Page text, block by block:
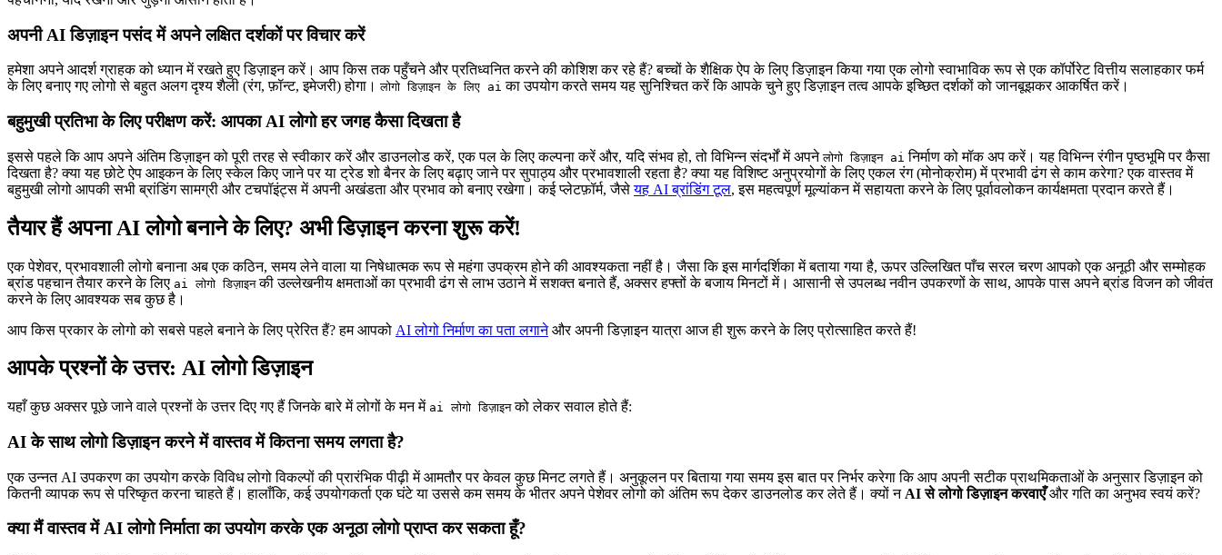
अपनी AI डिज़ाइन पसंद में अपने लक्षित दर्शकों पर विचार करें
हमेशा अपने आदर्श ग्राहक को ध्यान में रखते हुए डिज़ाइन करें। आप किस तक पहुँचने और प्रतिध्वनित करने की कोशिश कर रहे हैं? बच्चों के शैक्षिक ऐप के लिए डिज़ाइन किया गया एक लोगो स्वाभाविक रूप से एक कॉर्पोरेट वित्तीय सलाहकार फर्म
के लिए बनाए गए लोगो से बहुत अलग दृश्य शैली (रंग, फ़ॉन्ट, इमेजरी) होगा।लोगो डिज़ाइन के लिए ai का उपयोग करते समय यह सुनिश्चित करें कि आपके चुने हुए डिज़ाइन तत्व आपके इच्छित दर्शकों को जानबूझकर आकर्षित करें।
बहुमुखी प्रतिभा के लिए परीक्षण करें: आपका AI लोगो हर जगह कैसा दिखता है
इससे पहले कि आप अपने अंतिम डिज़ाइन को पूरी तरह से स्वीकार करें और डाउनलोड करें, एक पल के लिए कल्पना करें और, यदि संभव हो, तो विभिन्न संदर्भों में अपनेलोगो डिज़ाइन ai निर्माण को मॉक अप करें। यह विभिन्न रंगीन पृष्ठभूमि पर कैसा
दिखता है? क्या यह छोटे ऐप आइकन के लिए स्केल किए जाने पर या ट्रेड शो बैनर के लिए बढ़ाए जाने पर सुपाठ्य और प्रभावशाली रहता है? क्या यह विशिष्ट अनुप्रयोगों के लिए एकल रंग (मोनोक्रोम) में प्रभावी ढंग से काम करेगा? एक वास्तव में
बहुमुखी लोगो आपकी सभी ब्रांडिंग सामग्री और टचपॉइंट्स में अपनी अखंडता और प्रभाव को बनाए रखेगा। कई प्लेटफ़ॉर्म, जैसेयह AI ब्रांडिंग टूल, इस महत्वपूर्ण मूल्यांकन में सहायता करने के लिए पूर्वावलोकन कार्यक्षमता प्रदान करते हैं।
तैयार हैं अपना AI लोगो बनाने के लिए? अभी डिज़ाइन करना शुरू करें!
एक पेशेवर, प्रभावशाली लोगो बनाना अब एक कठिन, समय लेने वाला या निषेधात्मक रूप से महंगा उपक्रम होने की आवश्यकता नहीं है। जैसा कि इस मार्गदर्शिका में बताया गया है, ऊपर उल्लिखित पाँच सरल चरण आपको एक अनूठी और सम्मोहक
ब्रांड पहचान तैयार करने के लिए ai लोगो डिज़ाइनकी उल्लेखनीय क्षमताओं का प्रभावी ढंग से लाभ उठाने में सशक्त बनाते हैं, अक्सर हफ्तों के बजाय मिनटों में। आसानी से उपलब्ध नवीन उपकरणों के साथ, आपके पास अपने ब्रांड विजन को जीवंत
करने के लिए आवश्यक सब कुछ है।
आप किस प्रकार के लोगो को सबसे पहले बनाने के लिए प्रेरित हैं? हम आपको AI लोगो निर्माण का पता लगानेऔर अपनी डिज़ाइन यात्रा आज ही शुरू करने के लिए प्रोत्साहित करते हैं!
आपके प्रश्नों के उत्तर: AI लोगो डिज़ाइन
यहाँ कुछ अक्सर पूछे जाने वाले प्रश्नों के उत्तर दिए गए हैं जिनके बारे में लोगों के मन में ai लोगो डिज़ाइनको लेकर सवाल होते हैं:
AI के साथ लोगो डिज़ाइन करने में वास्तव में कितना समय लगता है?
एक उन्नत AI उपकरण का उपयोग करके विविध लोगो विकल्पों की प्रारंभिक पीढ़ी में आमतौर पर केवल कुछ मिनट लगते हैं। अनुकूलन पर बिताया गया समय इस बात पर निर्भर करेगा कि आप अपनी सटीक प्राथमिकताओं के अनुसार डिज़ाइन को
कितनी व्यापक रूप से परिष्कृत करना चाहते हैं। हालाँकि, कई उपयोगकर्ता एक घंटे या उससे कम समय के भीतर अपने पेशेवर लोगो को अंतिम रूप देकर डाउनलोड कर लेते हैं। क्यों न AI से लोगो डिज़ाइन करवाएँऔर गति का अनुभव स्वयं करें?
क्या मैं वास्तव में AI लोगो निर्माता का उपयोग करके एक अनूठा लोगो प्राप्त कर सकता हूँ?